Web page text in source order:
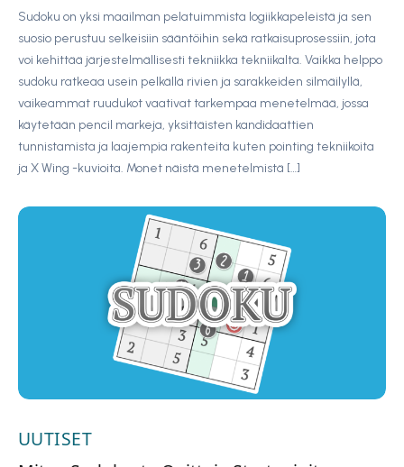
Sudoku on yksi maailman pelatuimmista logiikkapeleistä ja sen
suosio perustuu selkeisiin sääntöihin sekä ratkaisuprosessiin, jota
voi kehittää järjestelmällisesti tekniikka tekniikalta. Vaikka helppo
sudoku ratkeaa usein pelkällä rivien ja sarakkeiden silmäilyllä,
vaikeammat ruudukot vaativat tarkempaa menetelmää, jossa
käytetään pencil markeja, yksittäisten kandidaattien
tunnistamista ja laajempia rakenteita kuten pointing tekniikoita
ja X Wing -kuvioita. Monet näistä menetelmistä […]
UUTISET